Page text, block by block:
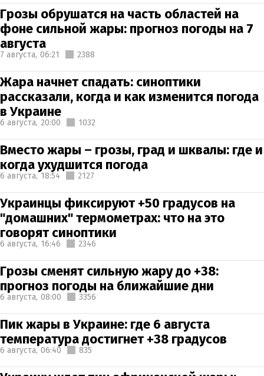
Грозы обрушатся на часть областей на
фоне сильной жары: прогноз погоды на 7
августа
7 августа, 06:21 2388
Жара начнет спадать: синоптики
рассказали, когда и как изменится погода
в Украине
6 августа, 20:00 1032
Вместо жары – грозы, град и шквалы: где и
когда ухудшится погода
6 августа, 18:54 2127
Украинцы фиксируют +50 градусов на
"домашних" термометрах: что на это
говорят синоптики
6 августа, 16:46 2346
Грозы сменят сильную жару до +38:
прогноз погоды на ближайшие дни
6 августа, 08:00 3356
Пик жары в Украине: где 6 августа
температура достигнет +38 градусов
6 августа, 06:40 835